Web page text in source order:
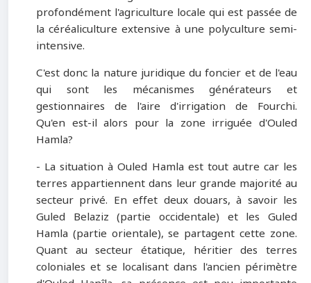
profondément l'agriculture locale qui est passée de
la céréaliculture extensive à une polyculture semi­-
intensive.
C'est donc la nature juridique du foncier et de l'eau
qui sont les mécanismes générateurs et
gestionnaires de l'aire d'irrigation de Fourchi.
Qu'en est-il alors pour la zone irriguée d'Ouled
Hamla?
- La situation à Ouled Hamla est tout autre car les
terres appartiennent dans leur grande majorité au
secteur privé. En effet deux douars, à savoir les
Guled Belaziz (partie occidentale) et les Guled
Hamla (partie orientale), se partagent cette zone.
Quant au secteur étatique, héritier des terres
coloniales et se localisant dans l'ancien périmètre